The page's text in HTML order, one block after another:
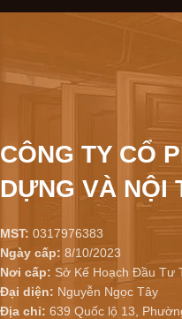
CÔNG TY CỔ
DỰNG VÀ NỘI
MST: 0317976383
Ngày cấp: 8/10/2023
Nơi cấp: Sở Kế Hoạch Đầu Tư
Đại diện: Nguyễn Ngọc Tây
Địa chỉ: 639 Quốc lộ 13,